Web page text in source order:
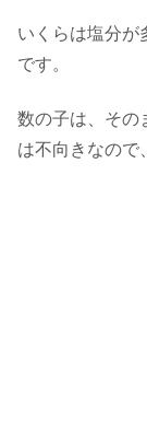
いくらは塩分が
です。
数の子は、その
は不向きなので